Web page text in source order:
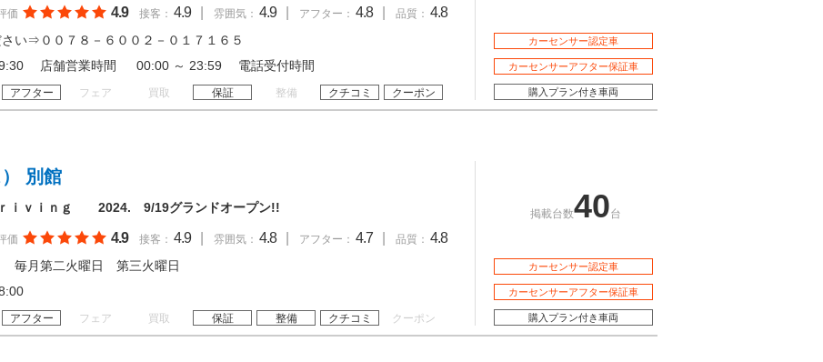
価 4.9 接客： 4.9 雰囲気： 4.9 アフター： 4.8 品質： 4.8
さい⇒００７８－６００２－０１７１６５
店舗営業時間 00:00 ～ 23:59 電話受付時間
アフター フェア 買取 保証 整備 クチコミ クーポン
カーセンサー認定車
カーセンサーアフター保証車
購入プラン付き車両
別館
ｉｖｉｎｇ 2024. 9/19グランドオープン!!
価 4.9 接客： 4.9 雰囲気： 4.8 アフター： 4.7 品質： 4.8
毎月第二火曜日 第三火曜日
アフター フェア 買取 保証 整備 クチコミ クーポン
掲載台数40台
カーセンサー認定車
カーセンサーアフター保証車
購入プラン付き車両